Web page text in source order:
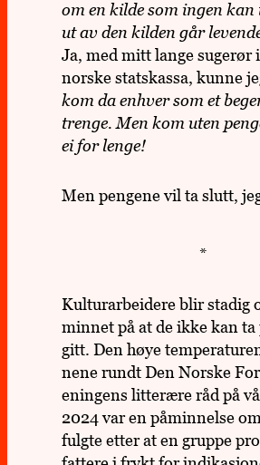
om en kilde som ingen kan
ut av den kilden går
Ja, med mitt lange suge­rør
norske stats­kassa, kunne
kom da enhver som et
trenge. Men kom uten
ei for lenge!
Men pen­gene vil ta slutt,
*
Kul­tur­ar­bei­dere blir stadig
minnet på at de ikke kan ta
gitt. Den høye
nene rundt Den Norske
enin­gens lit­te­rære råd på
2024 var en påmin­nelse
fulgte etter at en gruppe